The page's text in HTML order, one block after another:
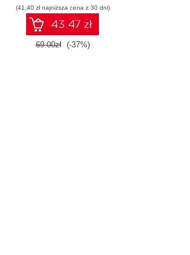
(41,40 zł najniższa cena z 30 dni)
43.47 zł
69.00zł (-37%)